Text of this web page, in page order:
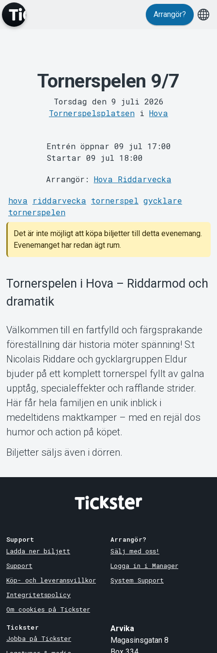
Support
Om Tickster
Arrangör?
Tornerspelen 9/7
Torsdag den 9 juli 2026
Tornerspelsplatsen i Hova
Entrén öppnar 09 jul 17:00
Startar 09 jul 18:00
Arrangör: Hova Riddarvecka
hova riddarvecka tornerspel gycklare
tornerspelen
Det är inte möjligt att köpa biljetter till detta evenemang.
Evenemanget har redan ägt rum.
Tornerspelen i Hova – Riddarmod och
dramatik
Välkommen till en fartfylld och färgsprakande
föreställning där historia möter spänning! S:t
Nicolais Riddare och gycklargruppen Eldur
bjuder på ett komplett tornerspel fyllt av galna
upptåg, specialeffekter och rafflande strider.
Här får hela familjen en unik inblick i
medeltidens maktkamper – med en rejäl dos
humor och action på köpet.
Biljetter säljs även i dörren.
Support
Ladda ner biljett
Support
Köp- och leveransvillkor
Integritetspolicy
Om cookies på Tickster
Arrangör?
Sälj med oss!
Logga in i Manager
System Support
Tickster
Jobba på Tickster
Arvika
Magasinsgatan 8